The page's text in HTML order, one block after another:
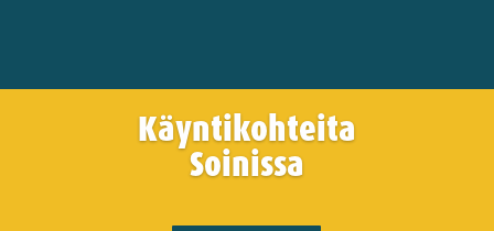
Käyntikohteita
Soinissa